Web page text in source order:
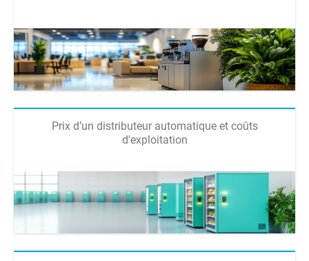
Prix d’un distributeur automatique et coûts
d'exploitation